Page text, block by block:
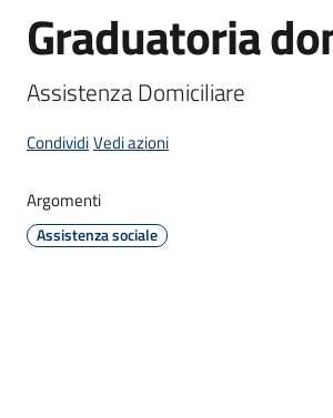
Civile
Medaglia
d'argento
al Valor
Salta al contenuto
Graduatoria
Assistenza Domiciliare
CondividiVedi azioni
Argomenti
Assistenza sociale